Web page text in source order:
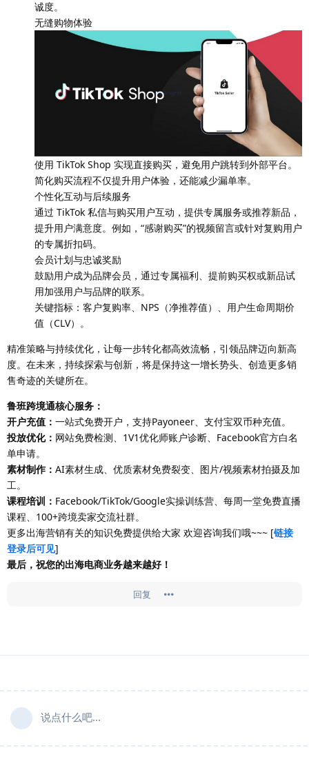
诚度。
无缝购物体验
使用 TikTok Shop 实现直接购买，避免用户跳转到外部平台。
简化购买流程不仅提升用户体验，还能减少漏单率。
个性化互动与后续服务
通过 TikTok 私信与购买用户互动，提供专属服务或推荐新品，
提升用户满意度。例如，“感谢购买”的视频留言或针对复购用户
的专属折扣码。
会员计划与忠诚奖励
鼓励用户成为品牌会员，通过专属福利、提前购买权或新品试
用加强用户与品牌的联系。
关键指标：客户复购率、NPS（净推荐值）、用户生命周期价
值（CLV）。
精准策略与持续优化，让每一步转化都高效流畅，引领品牌迈向新高
度。在未来，持续探索与创新，将是保持这一增长势头、创造更多销
售奇迹的关键所在。
鲁班跨境通核心服务：
开户充值： 一站式免费开户，支持Payoneer、支付宝双币种充值。
投放优化： 网站免费检测、1V1优化师账户诊断、Facebook官方白名
单申请。
素材制作： AI素材生成、优质素材免费裂变、图片/视频素材拍摄及加
工。
课程培训： Facebook/TikTok/Google实操训练营、每周一堂免费直播
课程、100+跨境卖家交流社群。
更多出海营销有关的知识免费提供给大家 欢迎咨询我们哦~~~ [链接
登录后可见]
最后，祝您的出海电商业务越来越好！
回复
说点什么吧...